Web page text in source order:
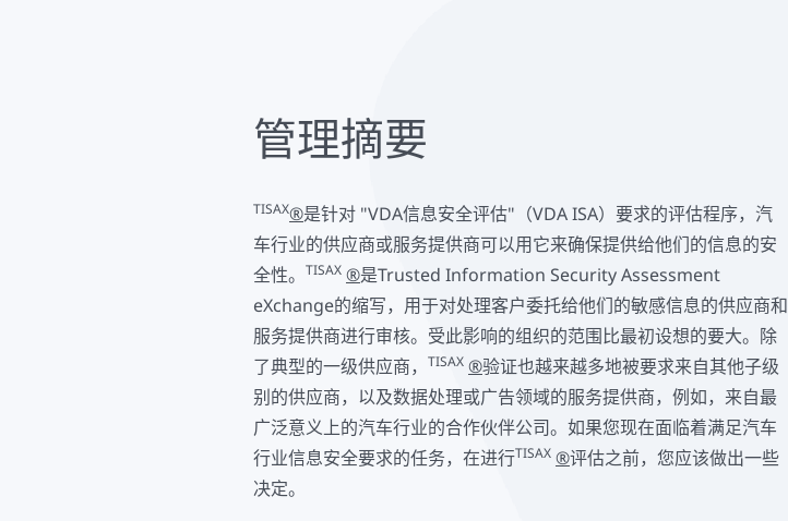
管理摘要
TISAX®是针对 "VDA信息安全评估"（VDA ISA）要求的评估程序，汽
车行业的供应商或服务提供商可以用它来确保提供给他们的信息的安
全性。 TISAX ®是Trusted Information Security Assessment
eXchange的缩写，用于对处理客户委托给他们的敏感信息的供应商和
服务提供商进行审核。受此影响的组织的范围比最初设想的要大。除
了典型的一级供应商， TISAX ®验证也越来越多地被要求来自其他子级
别的供应商，以及数据处理或广告领域的服务提供商，例如，来自最
广泛意义上的汽车行业的合作伙伴公司。如果您现在面临着满足汽车
行业信息安全要求的任务，在进行TISAX ®评估之前，您应该做出一些
决定。